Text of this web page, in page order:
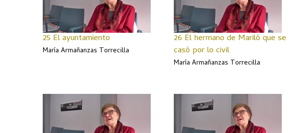
25 El ayuntamiento
María Armañanzas Torrecilla
26 El hermano de Mariló que se
casó por lo civil
María Armañanzas Torrecilla